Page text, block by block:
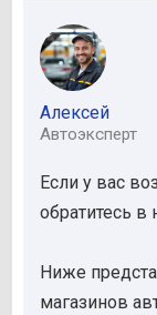
Алексей
Автоэксперт
Если у вас
обратитесь
Ниже
магазинов